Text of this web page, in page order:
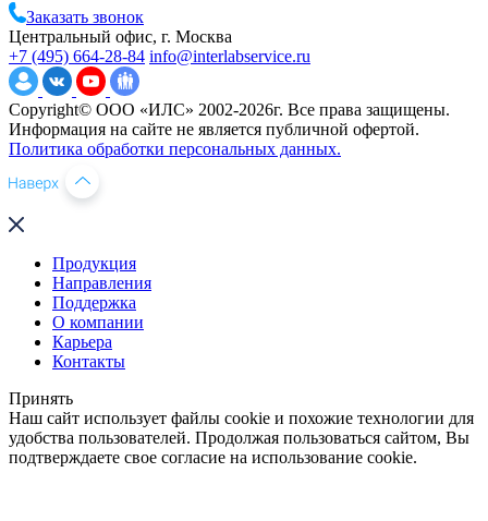
Заказать звонок
Центральный офис, г. Москва
+7 (495) 664-28-84 info@interlabservice.ru
Copyright© ООО «ИЛС» 2002-2026г. Все права защищены.
Информация на сайте не является публичной офертой.
Политика обработки персональных данных.
Продукция
Направления
Поддержка
О компании
Карьера
Контакты
Принять
Наш сайт использует файлы cookie и похожие технологии для
удобства пользователей. Продолжая пользоваться сайтом, Вы
подтверждаете свое согласие на использование cookie.